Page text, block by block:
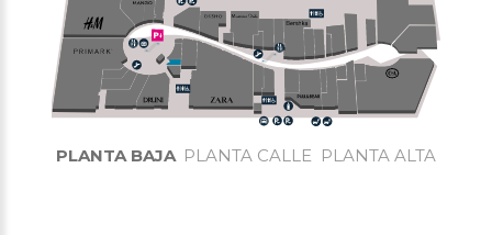
PLANTA BAJA PLANTA CALLE PLANTA ALTA